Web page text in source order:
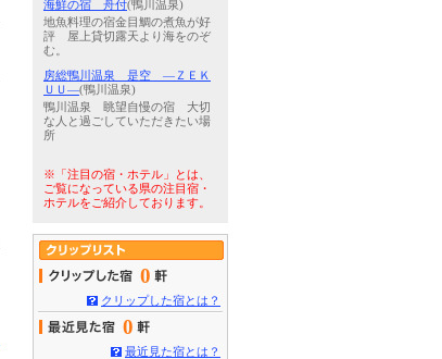
海鮮の宿 舟付(鴨川温泉)
地魚料理の宿金目鯛の煮魚が好
評 屋上貸切露天より海をのぞ
む。
房総鴨川温泉 是空 ―ＺＥＫ
ＵＵ―(鴨川温泉)
鴨川温泉 眺望自慢の宿 大切
な人と過ごしていただきたい場
所
※「注目の宿・ホテル」とは、
ご覧になっている県の注目宿・
ホテルをご紹介しております。
0
クリップした宿とは？
0
最近見た宿とは？